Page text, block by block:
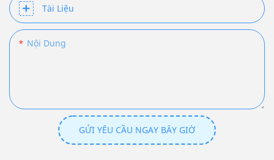
Tài Liệu
Nội Dung
GỬI YÊU CẦU NGAY BÂY GIỜ